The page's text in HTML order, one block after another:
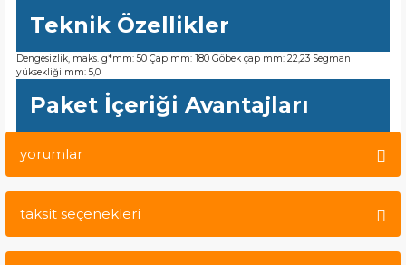
Teknik Özellikler
Dengesizlik, maks. g*mm: 50 Çap mm: 180 Göbek çap mm: 22,23 Segman
yüksekliği mm: 5,0
Paket İçeriği Avantajları
yorumlar
taksit seçenekleri